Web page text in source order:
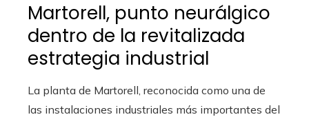
Martorell, punto neurálgico
dentro de la revitalizada
estrategia industrial
La planta de Martorell, reconocida como una de
las instalaciones industriales más importantes del